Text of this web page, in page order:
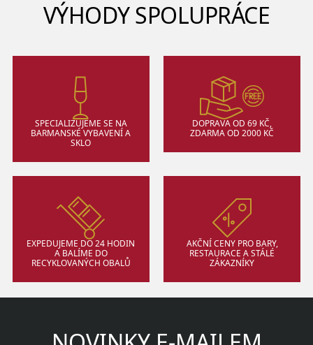
VÝHODY SPOLUPRÁCE
SPECIALIZUJEME SE NA
BARMANSKÉ VYBAVENÍ A
SKLO
DOPRAVA OD 69 KČ,
ZDARMA OD 2000 KČ
EXPEDUJEME DO 24 HODIN
A BALÍME DO
RECYKLOVANÝCH OBALŮ
AKČNÍ CENY PRO BARY,
RESTAURACE A STÁLÉ
ZÁKAZNÍKY